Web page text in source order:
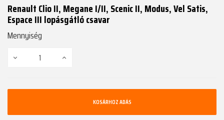
Renault Clio II, Megane I/II, Scenic II, Modus, Vel Satis,
Espace III lopásgátló csavar
Mennyiség
KOSÁRHOZ ADÁS